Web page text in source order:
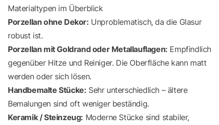
Materialtypen im Überblick
Porzellan ohne Dekor: Unproblematisch, da die Glasur
robust ist.
Porzellan mit Goldrand oder Metallauflagen: Empfindlich
gegenüber Hitze und Reiniger. Die Oberfläche kann matt
werden oder sich lösen.
Handbemalte Stücke: Sehr unterschiedlich – ältere
Bemalungen sind oft weniger beständig.
Keramik / Steinzeug: Moderne Stücke sind stabiler,